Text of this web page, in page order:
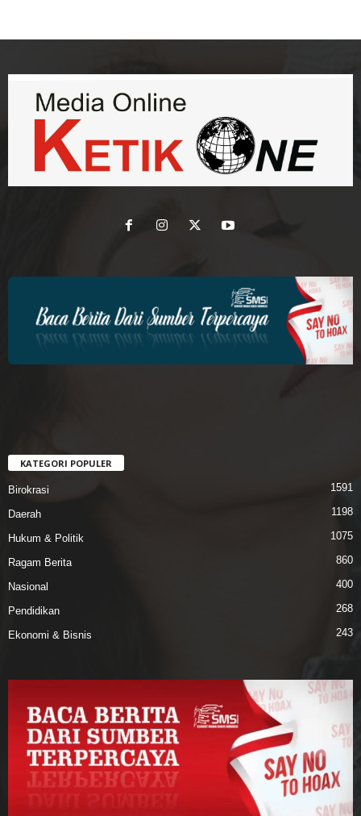
KATEGORI POPULER
Birokrasi 1591
Daerah 1198
Hukum & Politik 1075
Ragam Berita 860
Nasional 400
Pendidikan 268
Ekonomi & Bisnis 243